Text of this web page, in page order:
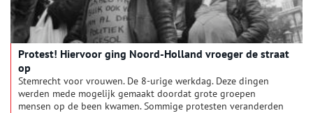
Protest! Hiervoor ging Noord-Holland vroeger de straat
op
Stemrecht voor vrouwen. De 8-urige werkdag. Deze dingen
werden mede mogelijk gemaakt doordat grote groepen
mensen op de been kwamen. Sommige protesten veranderden